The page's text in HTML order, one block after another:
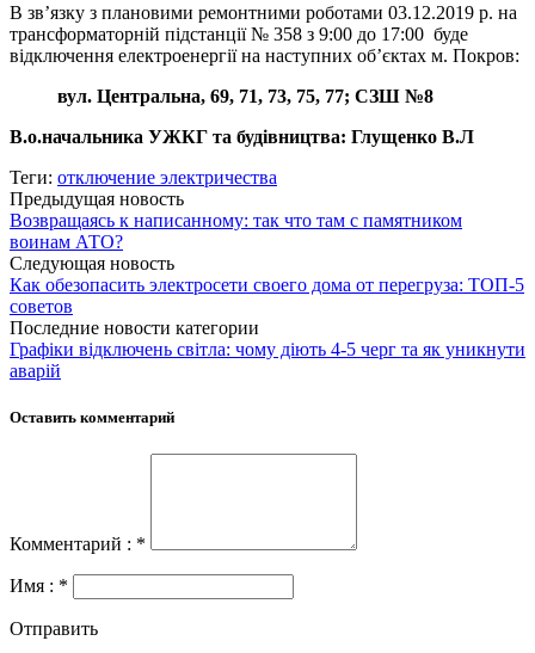
В зв’язку з плановими ремонтними роботами 03.12.2019 р. на
трансформаторній підстанції № 358 з 9:00 до 17:00 буде
відключення електроенергії на наступних об’єктах м. Покров:
вул. Центральна, 69, 71, 73, 75, 77; СЗШ №8
В.о.начальника УЖКГ та будівництва: Глущенко В.Л
Теги: отключение электричества
Предыдущая новость
Возвращаясь к написанному: так что там с памятником
воинам АТО?
Следующая новость
Как обезопасить электросети своего дома от перегруза: ТОП-5
советов
Последние новости категории
Графіки відключень світла: чому діють 4-5 черг та як уникнути
аварій
Оставить комментарий
Комментарий : *
Имя : *
Отправить